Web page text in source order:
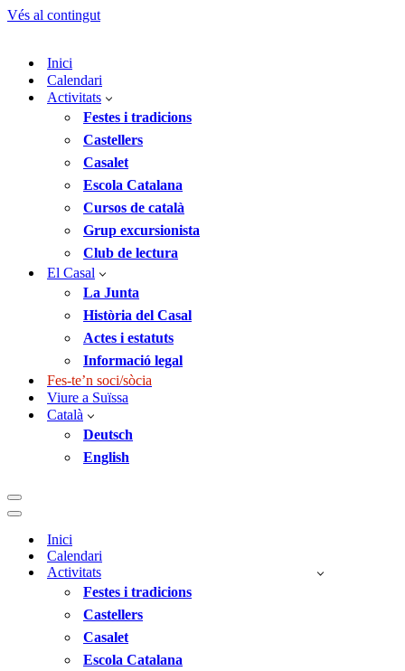
Vés al contingut
Inici
Calendari
Activitats
Festes i tradicions
Castellers
Casalet
Escola Catalana
Cursos de català
Grup excursionista
Club de lectura
El Casal
La Junta
Història del Casal
Actes i estatuts
Informació legal
Fes-te’n soci/sòcia
Viure a Suïssa
Català
Deutsch
English
Menú
de
Menú
navegació
Inici
Calendari
Activitats
Festes i tradicions
Castellers
Casalet
Escola Catalana